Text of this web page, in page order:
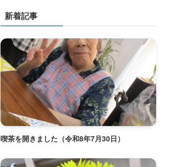
新着記事
喫茶を開きました（令和8年7月30日）